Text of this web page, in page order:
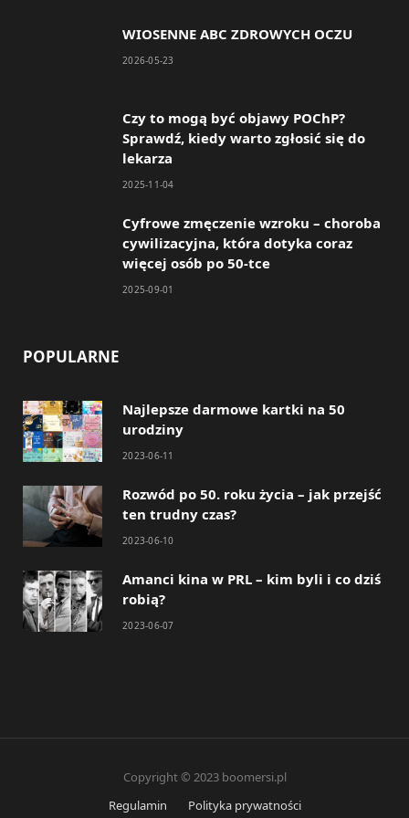
b
k
a
a
WIOSENNE ABC ZDROWYCH OCZU
2026-05-23
Czy to mogą być objawy POChP?
Sprawdź, kiedy warto zgłosić się do
lekarza
2025-11-04
Cyfrowe zmęczenie wzroku – choroba
cywilizacyjna, która dotyka coraz
więcej osób po 50-tce
2025-09-01
POPULARNE
Najlepsze darmowe kartki na 50
urodziny
2023-06-11
Rozwód po 50. roku życia – jak przejść
ten trudny czas?
2023-06-10
Amanci kina w PRL – kim byli i co dziś
robią?
2023-06-07
Copyright © 2023 boomersi.pl
Regulamin
Polityka prywatności